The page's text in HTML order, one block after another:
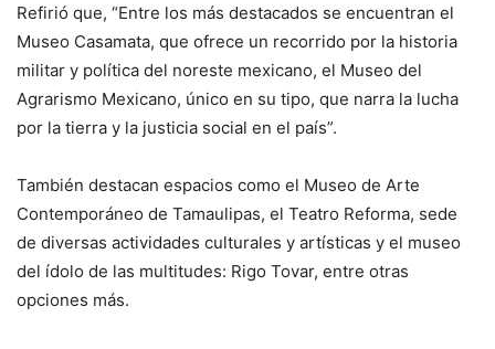
Refirió que, “Entre los más destacados se encuentran el
Museo Casamata, que ofrece un recorrido por la historia
militar y política del noreste mexicano, el Museo del
Agrarismo Mexicano, único en su tipo, que narra la lucha
por la tierra y la justicia social en el país”.
También destacan espacios como el Museo de Arte
Contemporáneo de Tamaulipas, el Teatro Reforma, sede
de diversas actividades culturales y artísticas y el museo
del ídolo de las multitudes: Rigo Tovar, entre otras
opciones más.